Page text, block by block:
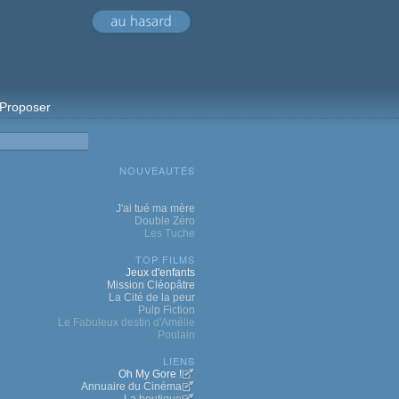
Proposer
NOUVEAUTÉS
J'ai tué ma mère
Double Zéro
Les Tuche
TOP FILMS
Jeux d'enfants
Mission Cléopâtre
La Cité de la peur
Pulp Fiction
Le Fabuleux destin d'Amélie
Poulain
LIENS
Oh My Gore !
Annuaire du Cinéma